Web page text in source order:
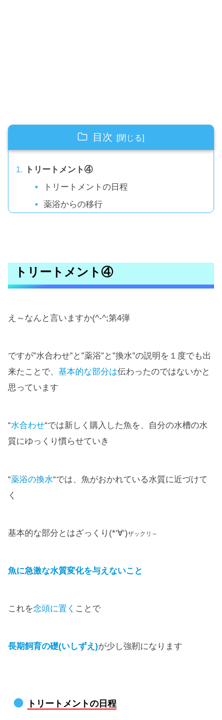
目次
トリートメント④
トリートメントの日程
薬浴からの移行
トリートメント④
え～なんと言いますか(^-^;第4弾
ですが”水合わせ”と”薬浴”と”換水”の説明を１度でも出
来たことで、 基本的な部分は伝わったのではないかと
思っています
“水合わせ“では新しく購入した魚を、自分の水槽の水
質にゆっくり慣らせていき
“薬浴の換水“では、魚がおかれている水質に近づけて
く
基本的な部分とはざっくり(*‘∀‘)ザックリ～
魚に急激な水質変化を与えないこと
これを念頭に置く ことで
長期飼育の礎(いしずえ)が少し強靭になります
トリートメントの日程